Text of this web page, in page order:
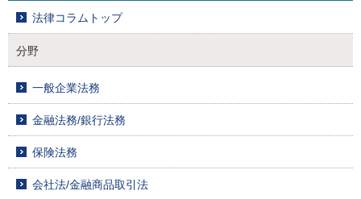
法律コラムトップ
分野
一般企業法務
金融法務/銀行法務
保険法務
会社法/金融商品取引法